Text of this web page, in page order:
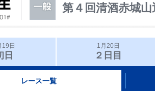
第４回清酒赤城
19日
日
1月20日
２日目
レース一覧